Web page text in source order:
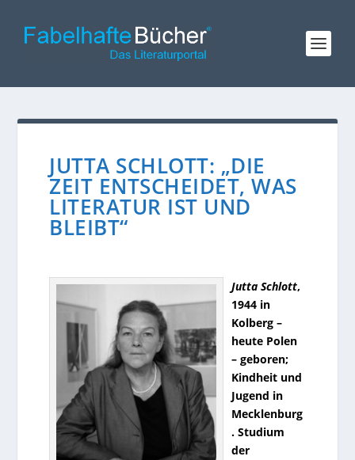
JUTTA SCHLOTT: „DIE
ZEIT ENTSCHEIDET, WAS
LITERATUR IST UND
BLEIBT“
Jutta Schlott,
1944 in
Kolberg –
heute Polen
– geboren;
Kindheit und
Jugend in
Mecklenburg
. Studium
der